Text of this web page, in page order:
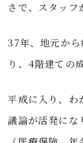
さで、スタッフ
37年、地元か
り、4階建ての
平成に入り、わ
議論が活発に